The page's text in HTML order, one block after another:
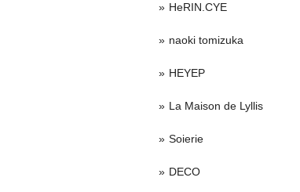
HeRIN.CYE
naoki tomizuka
HEYEP
La Maison de Lyllis
Soierie
DECO